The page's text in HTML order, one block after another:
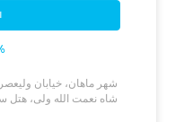
شهر ماهان، خیابان
شاه نعمت الله ولی، هتل